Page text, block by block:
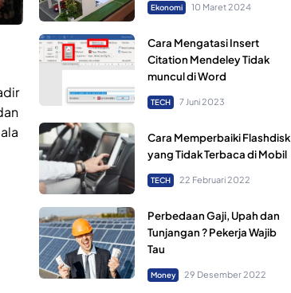
Ekonomi 10 Maret 2024
Cara Mengatasi Insert
Citation Mendeley Tidak
muncul di Word
TECH 7 Juni 2023
Cara Memperbaiki Flashdisk
yang Tidak Terbaca di Mobil
TECH 22 Februari 2022
Perbedaan Gaji, Upah dan
Tunjangan ? Pekerja Wajib
Tau
Money 29 Desember 2022